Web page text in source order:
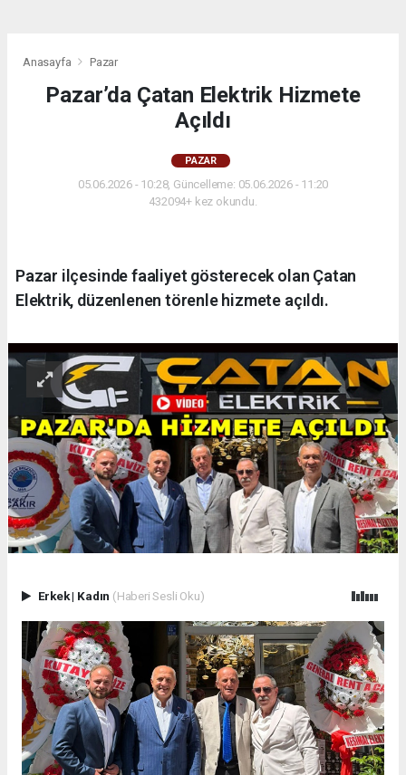
Anasayfa Pazar
Pazar’da Çatan Elektrik Hizmete
Açıldı
PAZAR
05.06.2026 - 10:28, Güncelleme: 05.06.2026 - 11:20
432094+ kez okundu.
Pazar ilçesinde faaliyet gösterecek olan Çatan
Elektrik, düzenlenen törenle hizmete açıldı.
Erkek| Kadın (Haberi Sesli Oku)